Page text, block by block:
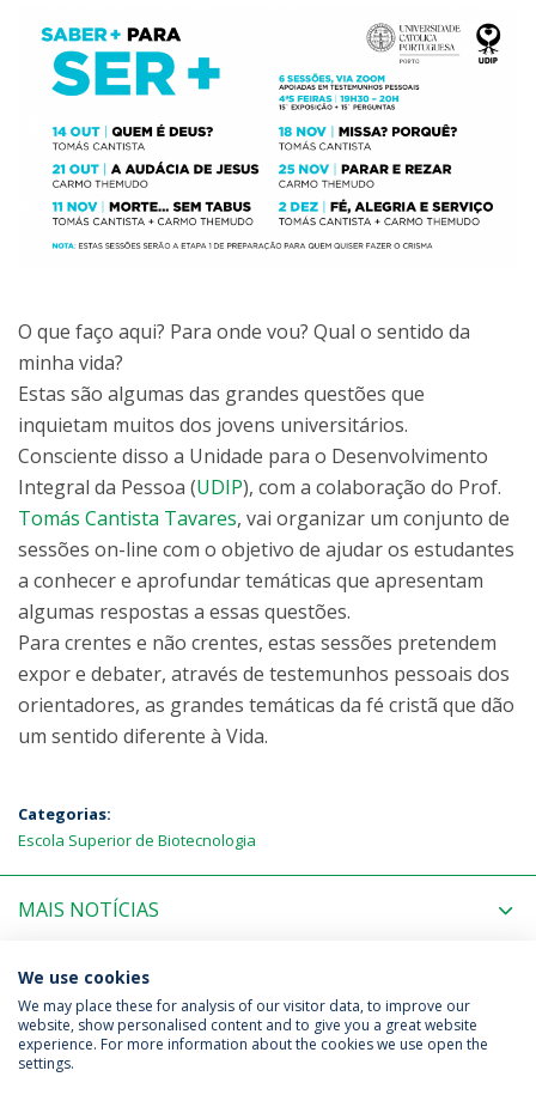
O que faço aqui? Para onde vou? Qual o sentido da
minha vida?
Estas são algumas das grandes questões que
inquietam muitos dos jovens universitários.
Consciente disso a Unidade para o Desenvolvimento
Integral da Pessoa (UDIP), com a colaboração do Prof.
Tomás Cantista Tavares, vai organizar um conjunto de
sessões on-line com o objetivo de ajudar os estudantes
a conhecer e aprofundar temáticas que apresentam
algumas respostas a essas questões.
Para crentes e não crentes, estas sessões pretendem
expor e debater, através de testemunhos pessoais dos
orientadores, as grandes temáticas da fé cristã que dão
um sentido diferente à Vida.
Categorias:
Escola Superior de Biotecnologia
MAIS NOTÍCIAS
PRÓXIMOS EVENTOS
Política de Privacidade
Termos & Condições
We use cookies
We may place these for analysis of our visitor data, to improve our
website, show personalised content and to give you a great website
experience. For more information about the cookies we use open the
settings.